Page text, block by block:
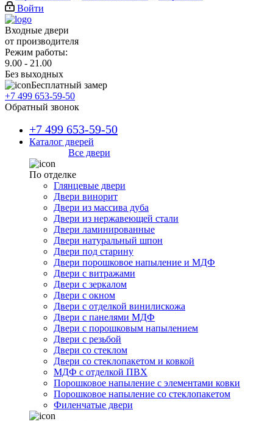
Войти
Входные двери
от производителя
Режим работы:
9.00 - 21.00
Без выходных
Бесплатный замер
+7 499 653-59-50
Обратный звонок
+7 499 653-59-50
Каталог дверей
Все двери
По отделке
Глянцевые двери
Двери винорит
Двери из массива дуба
Двери из нержавеющей стали
Двери ламинированные
Двери натуральный шпон
Двери под старину
Двери порошковое напыление и МДФ
Двери с витражами
Двери с зеркалом
Двери с окном
Двери с отделкой винилискожа
Двери с панелями МДФ
Двери с порошковым напылением
Двери с резьбой
Двери со стеклом
Двери со стеклопакетом и ковкой
МДФ с отделкой ПВХ
Порошковое напыление с элементами ковки
Порошковое напыление со стеклопакетом
Филенчатые двери